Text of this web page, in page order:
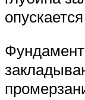
Фундамент